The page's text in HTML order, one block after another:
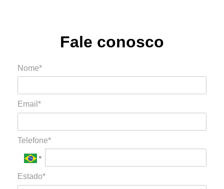
Fale conosco
Nome*
Email*
Telefone*
Estado*